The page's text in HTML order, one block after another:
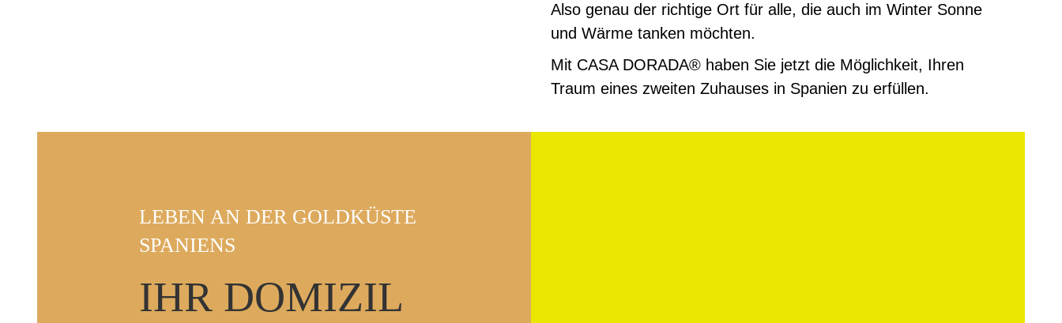
Also genau der richtige Ort für alle, die auch im Winter Sonne
und Wärme tanken möchten.
Mit CASA DORADA® haben Sie jetzt die Möglichkeit, Ihren
Traum eines zweiten Zuhauses in Spanien zu erfüllen.
LEBEN AN DER GOLDKÜSTE
SPANIENS
IHR DOMIZIL